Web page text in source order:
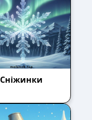
Сніжинки